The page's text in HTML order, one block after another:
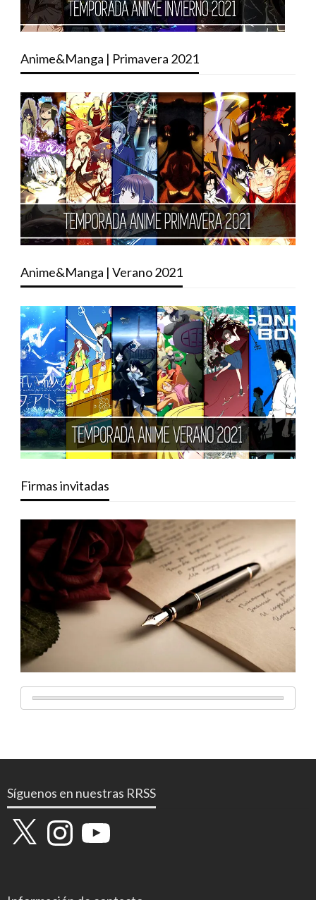
Anime&Manga | Primavera 2021
Anime&Manga | Verano 2021
Firmas invitadas
Síguenos en nuestras RRSS
X InstagramYouTube